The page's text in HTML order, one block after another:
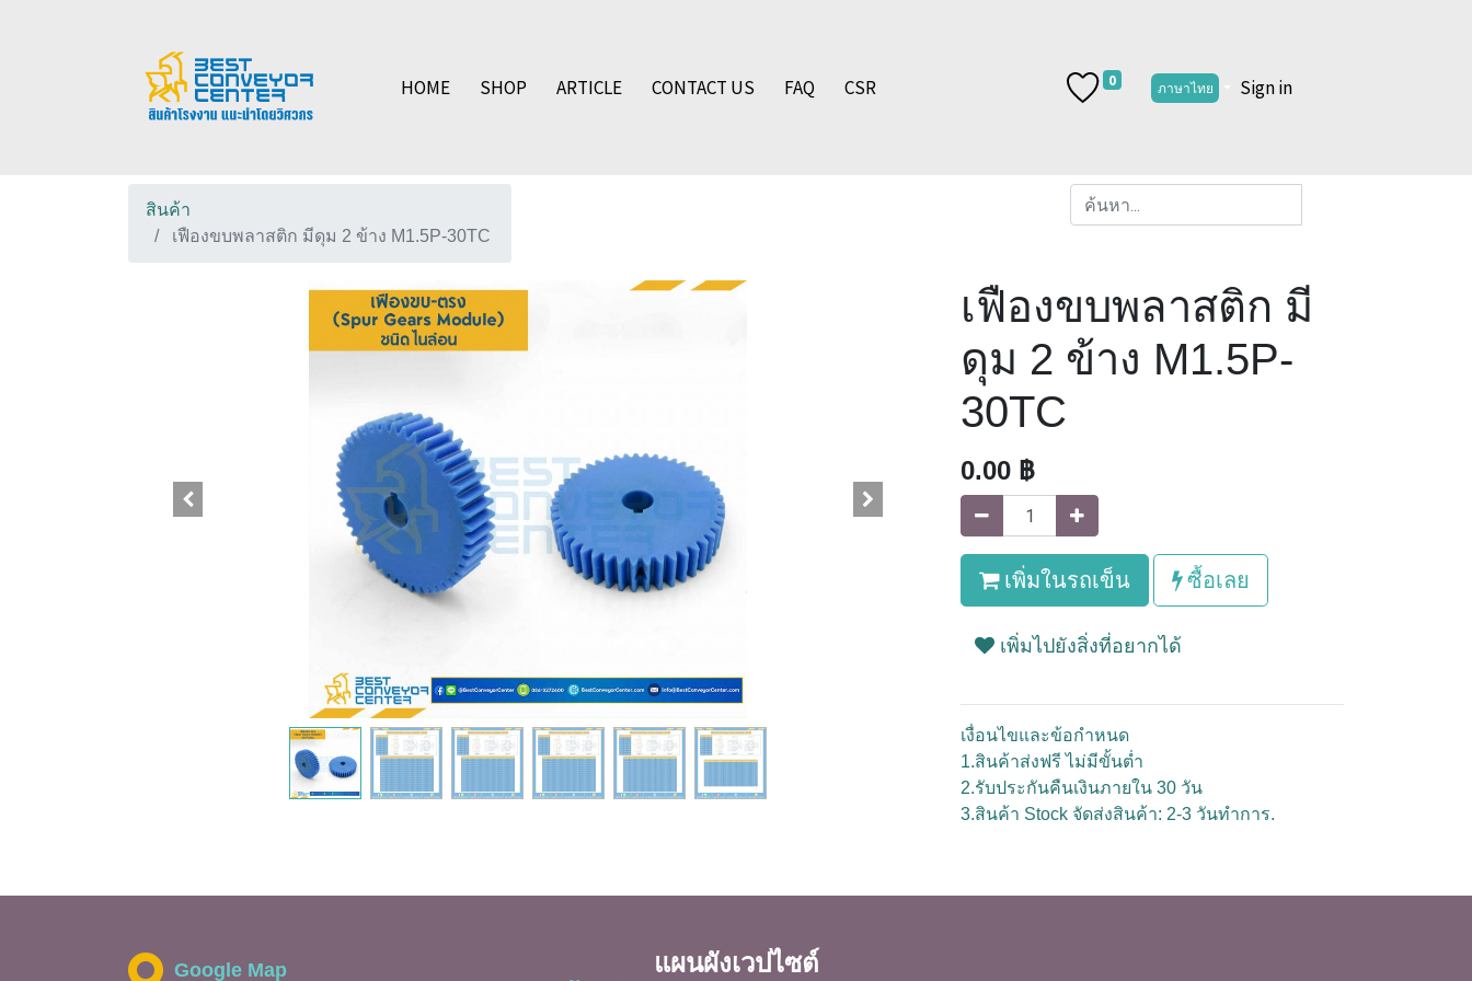
HOME SHOP ARTICLE CONTACT US FAQ CSR 0 ภาษาไทย Sign in
สินค้า
เฟืองขบพลาสติก มีดุม 2 ข้าง M1.5P-30TC
เฟืองขบพลาสติก มี
ดุม 2 ข้าง M1.5P-
30TC
0.00 ฿
เพิ่มในรถเข็น ซื้อเลย
เพิ่มไปยังสิ่งที่อยากได้
เงื่อนไขและข้อกำหนด
1.สินค้าส่งฟรี ไม่มีขั้นต่ำ
2.รับประกันคืนเงินภายใน 30 วัน
3.สินค้า Stock จัดส่งสินค้า: 2-3 วันทำการ.
Google Map
แผนผังเวปไซต์